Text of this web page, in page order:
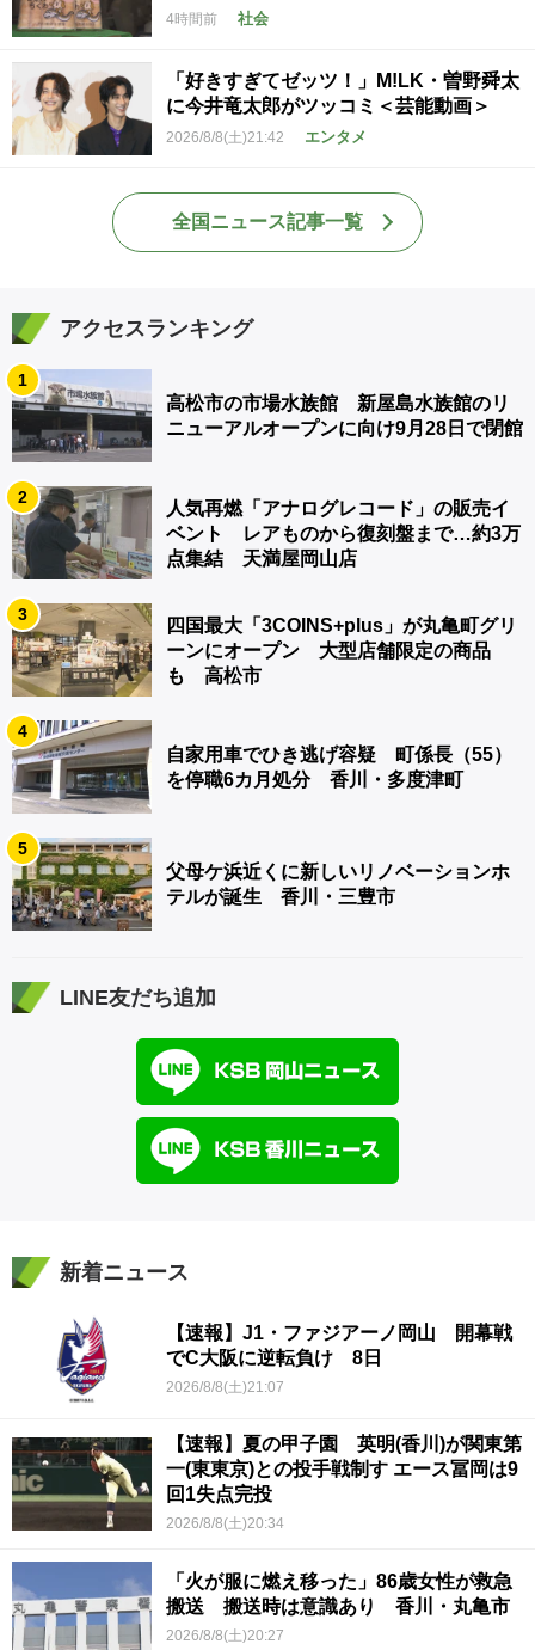
4時間前 社会
「好きすぎてゼッツ！」M!LK・曽野舜太
に今井竜太郎がツッコミ＜芸能動画＞
2026/8/8(土)21:42 エンタメ
全国ニュース記事一覧
アクセスランキング
1
高松市の市場水族館 新屋島水族館のリ
ニューアルオープンに向け9月28日で閉館
2
人気再燃「アナログレコード」の販売イ
ベント レアものから復刻盤まで…約3万
点集結 天満屋岡山店
3
四国最大「3COINS+plus」が丸亀町グリ
ーンにオープン 大型店舗限定の商品
も 高松市
4
自家用車でひき逃げ容疑 町係長（55）
を停職6カ月処分 香川・多度津町
5
父母ケ浜近くに新しいリノベーションホ
テルが誕生 香川・三豊市
LINE友だち追加
新着ニュース
【速報】J1・ファジアーノ岡山 開幕戦
でC大阪に逆転負け 8日
2026/8/8(土)21:07
【速報】夏の甲子園 英明(香川)が関東第
一(東東京)との投手戦制す エース冨岡は9
回1失点完投
2026/8/8(土)20:34
「火が服に燃え移った」86歳女性が救急
搬送 搬送時は意識あり 香川・丸亀市
2026/8/8(土)20:27